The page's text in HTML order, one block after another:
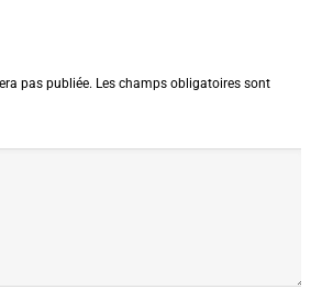
pas publiée. Les champs obligatoires sont